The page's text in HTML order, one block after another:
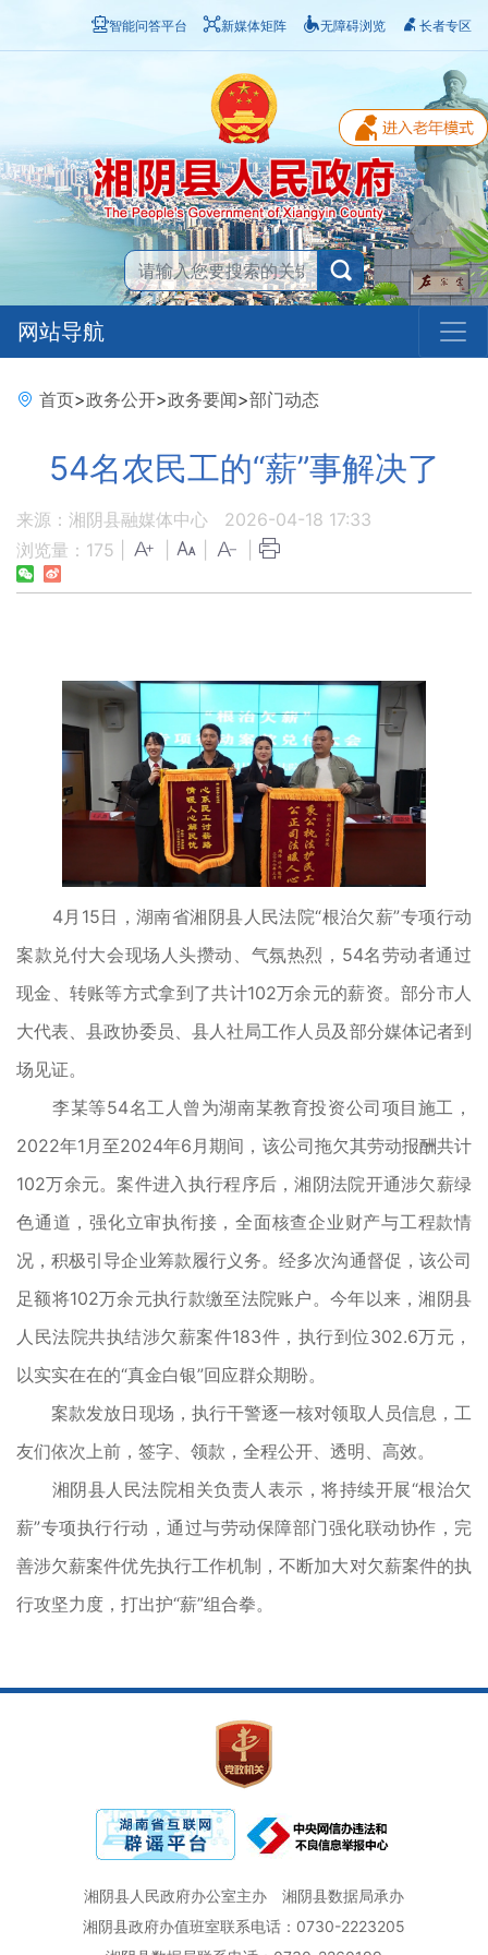
智能问答平台 新媒体矩阵 无障碍浏览 长者专区
网站导航
首页>政务公开>政务要闻>部门动态
54名农民工的“薪”事解决了
来源：湘阴县融媒体中心
2026-04-18 17:33
浏览量： 175
4月15日，湖南省湘阴县人民法院“根治欠薪”专项行动
案款兑付大会现场人头攒动、气氛热烈，54名劳动者通过
现金、转账等方式拿到了共计102万余元的薪资。部分市人
大代表、县政协委员、县人社局工作人员及部分媒体记者到
场见证。
李某等54名工人曾为湖南某教育投资公司项目施工，
2022年1月至2024年6月期间，该公司拖欠其劳动报酬共计
102万余元。案件进入执行程序后，湘阴法院开通涉欠薪绿
色通道，强化立审执衔接，全面核查企业财产与工程款情
况，积极引导企业筹款履行义务。经多次沟通督促，该公司
足额将102万余元执行款缴至法院账户。今年以来，湘阴县
人民法院共执结涉欠薪案件183件，执行到位302.6万元，
以实实在在的“真金白银”回应群众期盼。
案款发放日现场，执行干警逐一核对领取人员信息，工
友们依次上前，签字、领款，全程公开、透明、高效。
湘阴县人民法院相关负责人表示，将持续开展“根治欠
薪”专项执行行动，通过与劳动保障部门强化联动协作，完
善涉欠薪案件优先执行工作机制，不断加大对欠薪案件的执
行攻坚力度，打出护“薪”组合拳。
湘阴县人民政府办公室主办
湘阴县数据局承办
湘阴县政府办值班室联系电话：0730-2223205